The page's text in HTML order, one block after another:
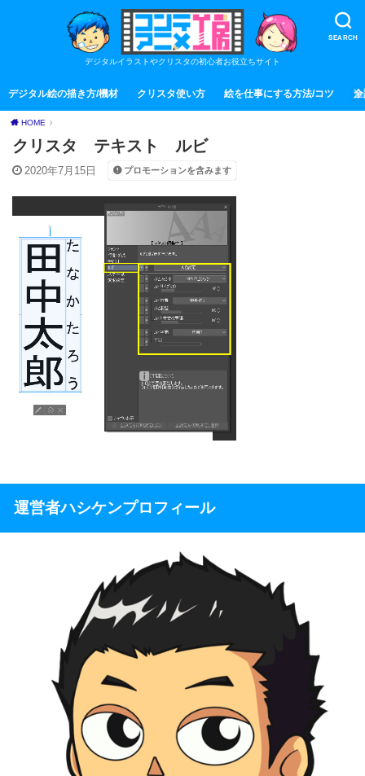
SEARCH
デジタルイラストやクリスタの初心者お役立ちサイト
デジタル絵の描き方/機材 クリスタ使い方 絵を仕事にする方法/コツ 全
HOME
クリスタ テキスト ルビ
2020年7月15日 プロモーションを含みます
運営者ハシケンプロフィール